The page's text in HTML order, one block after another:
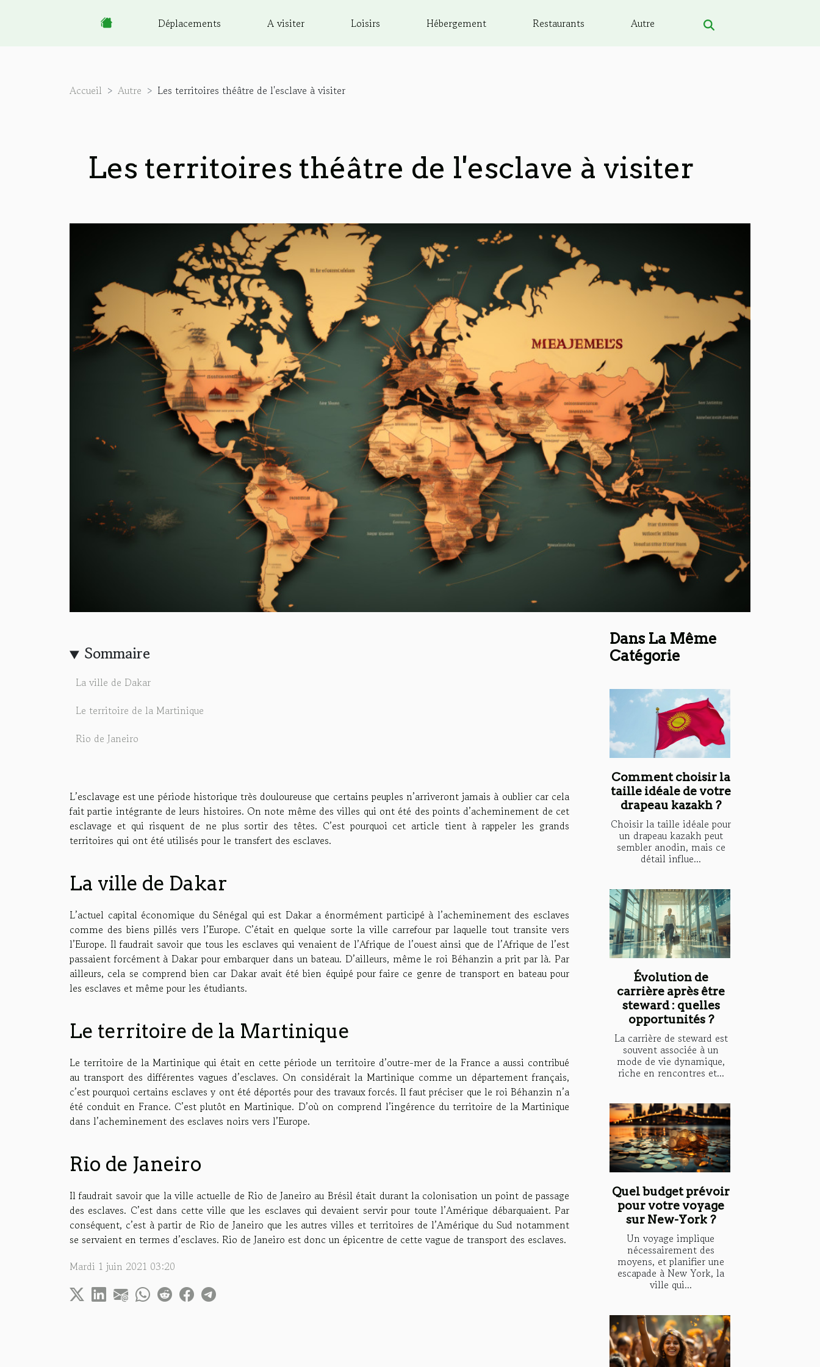
Déplacements A visiter Loisirs Hébergement Restaurants Autre
Accueil Autre Les territoires théâtre de l'esclave à visiter
Les territoires théâtre de l'esclave à visiter
Sommaire
La ville de Dakar
Le territoire de la Martinique
Rio de Janeiro
L’esclavage est une période historique très douloureuse que certains peuples n’arriveront jamais à oublier car cela
fait partie intégrante de leurs histoires. On note même des villes qui ont été des points d’acheminement de cet
esclavage et qui risquent de ne plus sortir des têtes. C’est pourquoi cet article tient à rappeler les grands
territoires qui ont été utilisés pour le transfert des esclaves.
La ville de Dakar
L’actuel capital économique du Sénégal qui est Dakar a énormément participé à l’acheminement des esclaves
comme des biens pillés vers l’Europe. C’était en quelque sorte la ville carrefour par laquelle tout transite vers
l’Europe. Il faudrait savoir que tous les esclaves qui venaient de l’Afrique de l’ouest ainsi que de l’Afrique de l’est
passaient forcément à Dakar pour embarquer dans un bateau. D’ailleurs, même le roi Béhanzin a prit par là. Par
ailleurs, cela se comprend bien car Dakar avait été bien équipé pour faire ce genre de transport en bateau pour
les esclaves et même pour les étudiants.
Le territoire de la Martinique
Le territoire de la Martinique qui était en cette période un territoire d’outre-mer de la France a aussi contribué
au transport des différentes vagues d’esclaves. On considérait la Martinique comme un département français,
c’est pourquoi certains esclaves y ont été déportés pour des travaux forcés. Il faut préciser que le roi Béhanzin n’a
été conduit en France. C’est plutôt en Martinique. D’où on comprend l’ingérence du territoire de la Martinique
dans l’acheminement des esclaves noirs vers l’Europe.
Rio de Janeiro
Il faudrait savoir que la ville actuelle de Rio de Janeiro au Brésil était durant la colonisation un point de passage
des esclaves. C’est dans cette ville que les esclaves qui devaient servir pour toute l’Amérique débarquaient. Par
conséquent, c’est à partir de Rio de Janeiro que les autres villes et territoires de l’Amérique du Sud notamment
se servaient en termes d’esclaves. Rio de Janeiro est donc un épicentre de cette vague de transport des esclaves.
Mardi 1 juin 2021 03:20
Dans La Même
Catégorie
Comment choisir la
taille idéale de votre
drapeau kazakh ?
Choisir la taille idéale pour
un drapeau kazakh peut
sembler anodin, mais ce
détail influe...
Évolution de
carrière après être
steward : quelles
opportunités ?
La carrière de steward est
souvent associée à un
mode de vie dynamique,
riche en rencontres et...
Quel budget prévoir
pour votre voyage
sur New-York ?
Un voyage implique
nécessairement des
moyens, et planifier une
escapade à New York, la
ville qui...